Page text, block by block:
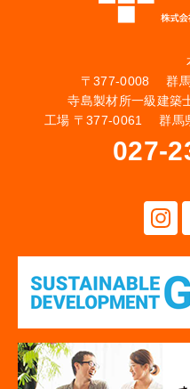
〒377-0008 群馬
寺島製材所一級建築
工場 〒377-0061 群馬
027-